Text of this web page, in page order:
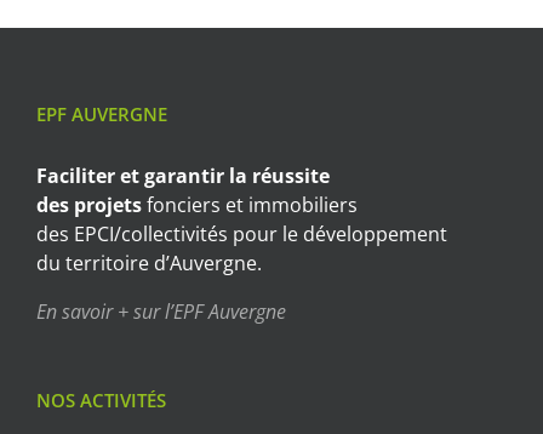
EPF AUVERGNE
Faciliter et garantir la réussite
des projetsfonciers et immobiliers
des EPCI/collectivités pour le développement
du territoire d’Auvergne.
En savoir + sur l’EPF Auvergne
NOS ACTIVITÉS